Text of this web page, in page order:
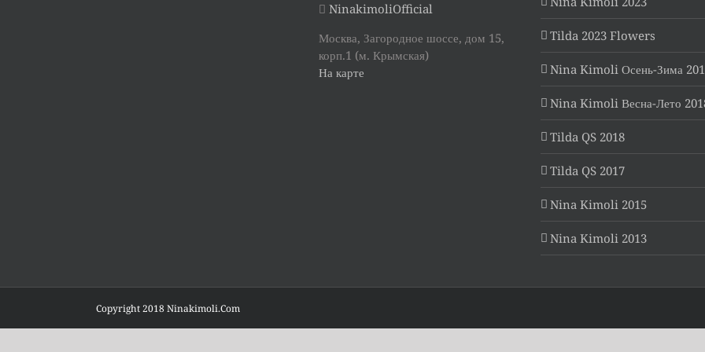
NinakimoliOfficial
Москва, Загородное шоссе, дом 15,
корп.1 (м. Крымская)
На карте
Tilda 2023 Flowers
Nina Kimoli Осень-Зима
Nina Kimoli Весна-Лето
Tilda QS 2018
Tilda QS 2017
Nina Kimoli 2015
Nina Kimoli 2013
Copyright 2018 Ninakimoli.Com